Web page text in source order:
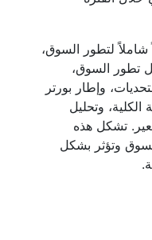
لتطور السوق،
تطور السوق،
وإطار بورتر
وتحليل
تشكل هذه
وتؤثر بشكل